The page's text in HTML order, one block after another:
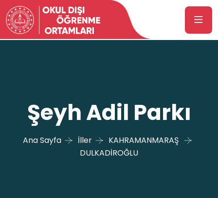
Şeyh Adil Parkı
Ana Sayfa İller
KAHRAMANMARAŞ
DULKADİROĞLU